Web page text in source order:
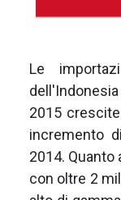
Le
2015
incremento
2014.
con oltre 2